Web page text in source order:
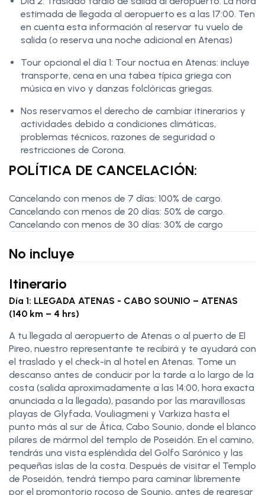
estimada de llegada al aeropuerto es a las 17:00. Ten
en cuenta esta información al reservar tu vuelo de
salida (o reserva una noche adicional en Atenas)
Tour opcional el día 1: Tour noctua en Atenas: incluye
transporte, cena en una tabea típica griega con
música en vivo y danzas folclóricas griegas.
Nos reservamos el derecho de cambiar itinerarios y
actividades debido a condiciones climáticas,
problemas técnicos, razones de seguridad o
restricciones de Corona.
POLÍTICA DE CANCELACIÓN:
Cancelando con menos de 7 días: 100% de cargo.
Cancelando con menos de 20 días: 50% de cargo.
Cancelando con menos de 30 días: 30% de cargo
No incluye
Itinerario
Día 1: LLEGADA ATENAS - CABO SOUNIO – ATENAS
(140 km – 4 hrs)
A tu llegada al aeropuerto de Atenas o al puerto de El
Pireo, nuestro representante te recibirá y te ayudará con
el traslado y el check-in al hotel en Atenas. Tome un
descanso antes de conducir por la tarde a lo largo de la
costa (salida aproximadamente a las 14:00, hora exacta
anunciada a la llegada), pasando por las maravillosas
playas de Glyfada, Vouliagmeni y Varkiza hasta el
punto más al sur de Ática, Cabo Sounio, donde el blanco
pilares de mármol del templo de Poseidón. En el camino,
tendrás una vista espléndida del Golfo Sarónico y las
pequeñas islas de la costa. Después de visitar el Templo
de Poseidón, tendrá tiempo para caminar libremente
por el promontorio rocoso de Sounio, antes de regresar